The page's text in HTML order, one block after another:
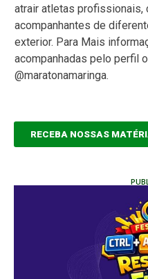
atrair atletas profissionais,
acompanhantes de
exterior. Para Mais
acompanhadas pelo perfil
@maratonamaringa.
RECEBA NOSSAS